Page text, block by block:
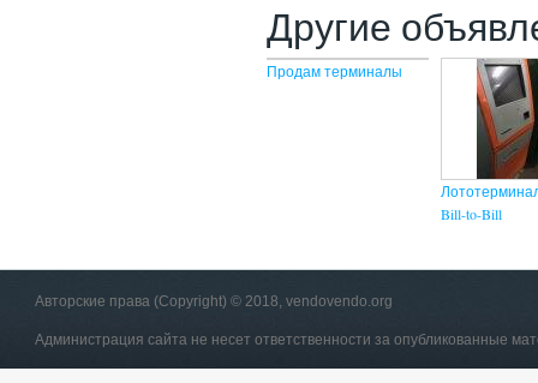
Другие
Продам терминалы
Bill-to-Bill
Авторские права (Copyright) © 2018, vendovendo.org
Администрация сайта не несет ответственности за опубликованные